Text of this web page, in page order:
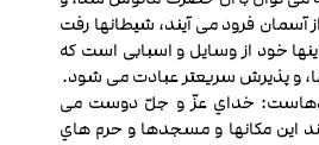
آسمان فرود می‏ آیند، شیطان‏ها رفت
خود از وسایل و اسبابی است که
و پذیرش سریع‏تر عبادت می‏ شود.
خداي عزّ و جلّ دوست می‏
این مکان‏ها و مسجدها و حرم‏ هاي